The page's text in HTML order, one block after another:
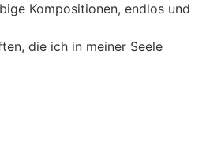
Kompositionen, endlos und
die ich in meiner Seele